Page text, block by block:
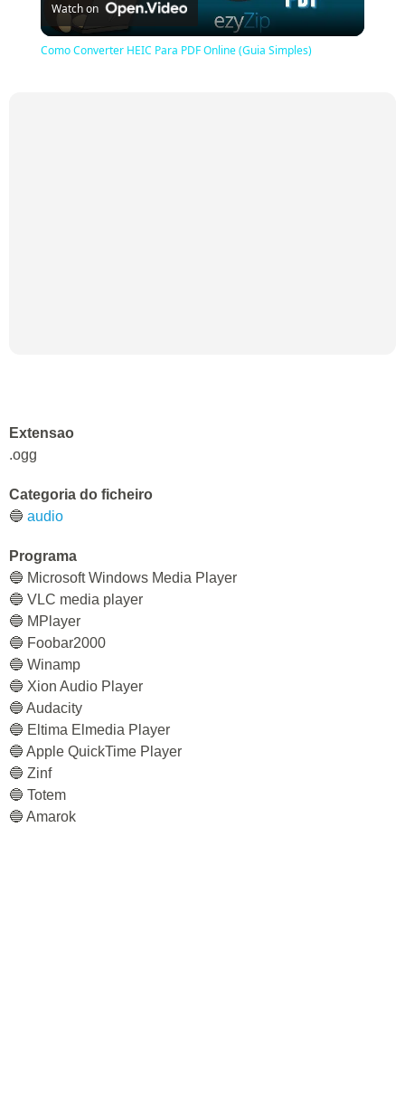
Video
Watch on
Como Converter HEIC Para PDF Online (Guia Simples)
Extensao
.ogg
Categoria do ficheiro
🔵 audio
Programa
🔵 Microsoft Windows Media Player
🔵 VLC media player
🔵 MPlayer
🔵 Foobar2000
🔵 Winamp
🔵 Xion Audio Player
🔵 Audacity
🔵 Eltima Elmedia Player
🔵 Apple QuickTime Player
🔵 Zinf
🔵 Totem
🔵 Amarok